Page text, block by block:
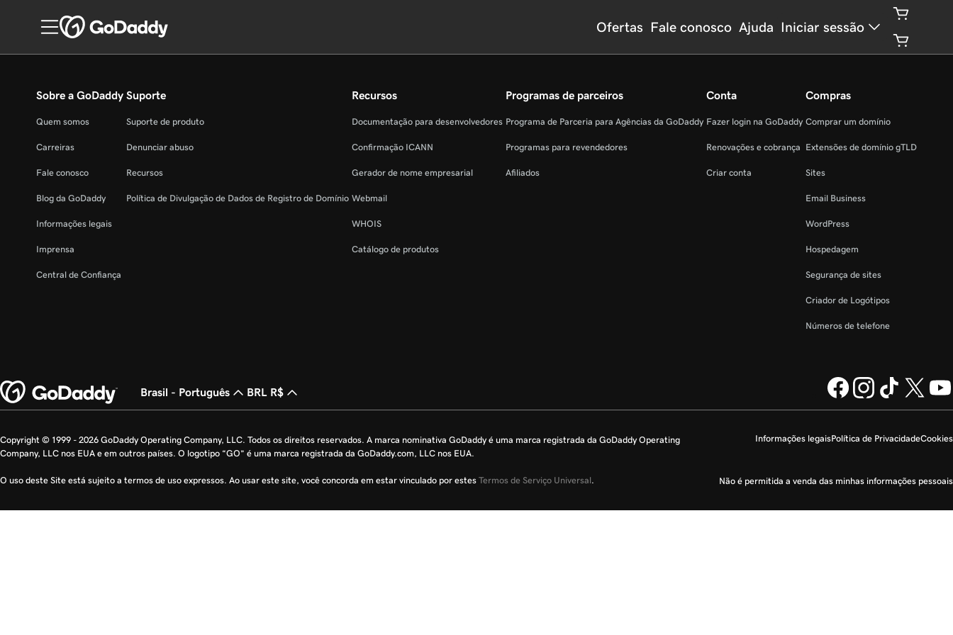
Ofertas Fale conosco Ajuda Iniciar sessão
Sobre a GoDaddy
Quem somos
Carreiras
Fale conosco
Blog da GoDaddy
Informações legais
Imprensa
Central de Confiança
Suporte
Suporte de produto
Denunciar abuso
Recursos
Política de Divulgação de Dados de Registro de Domínio
Recursos
Documentação para desenvolvedores
Confirmação ICANN
Gerador de nome empresarial
Webmail
WHOIS
Catálogo de produtos
Programas de parceiros
Programa de Parceria para Agências da GoDaddy
Programas para revendedores
Afiliados
Conta
Fazer login na GoDaddy
Renovações e cobrança
Criar conta
Compras
Comprar um domínio
Extensões de domínio gTLD
Sites
Email Business
WordPress
Hospedagem
Segurança de sites
Criador de Logótipos
Números de telefone
Brasil - Português BRL R$
Informações legaisPolítica de PrivacidadeCookies
Não é permitida a venda das minhas informações pessoais
Copyright © 1999 - 2026 GoDaddy Operating Company, LLC. Todos os direitos reservados. A marca nominativa GoDaddy é uma marca registrada da GoDaddy Operating
Company, LLC nos EUA e em outros países. O logotipo “GO” é uma marca registrada da GoDaddy.com, LLC nos EUA.
O uso deste Site está sujeito a termos de uso expressos. Ao usar este site, você concorda em estar vinculado por estes Termos de Serviço Universal.